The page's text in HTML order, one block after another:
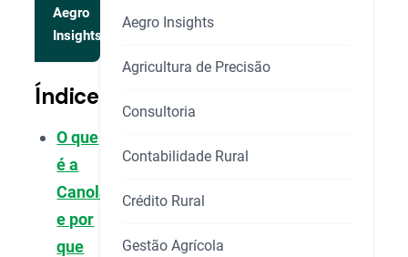
Aegro
Insights
Índice
O que
é a
Canola
e por
que
Aegro Insights
Agricultura de Precisão
Consultoria
Contabilidade Rural
Crédito Rural
Gestão Agrícola